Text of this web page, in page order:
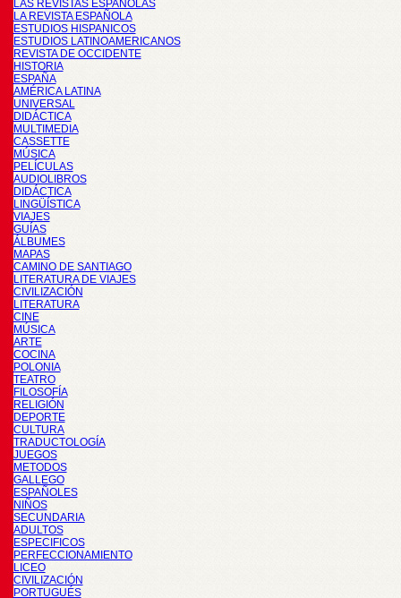
LAS REVISTAS ESPANOLAS
LA REVISTA ESPAÑOLA
ESTUDIOS HISPANICOS
ESTUDIOS LATINOAMERICANOS
REVISTA DE OCCIDENTE
HISTORIA
ESPAÑA
AMÉRICA LATINA
UNIVERSAL
DIDÁCTICA
MULTIMEDIA
CASSETTE
MÚSICA
PELÍCULAS
AUDIOLIBROS
DIDÁCTICA
LINGÜÍSTICA
VIAJES
GUÍAS
ÁLBUMES
MAPAS
CAMINO DE SANTIAGO
LITERATURA DE VIAJES
CIVILIZACIÓN
LITERATURA
CINE
MÚSICA
ARTE
COCINA
POLONIA
TEATRO
FILOSOFÍA
RELIGIÓN
DEPORTE
CULTURA
TRADUCTOLOGÍA
JUEGOS
METODOS
GALLEGO
ESPAÑOLES
NIÑOS
SECUNDARIA
ADULTOS
ESPECIFICOS
PERFECCIONAMIENTO
LICEO
CIVILIZACIÓN
PORTUGUÉS